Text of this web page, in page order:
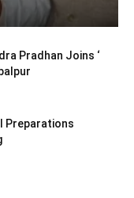
Pradhan Joins ‘
Preparations